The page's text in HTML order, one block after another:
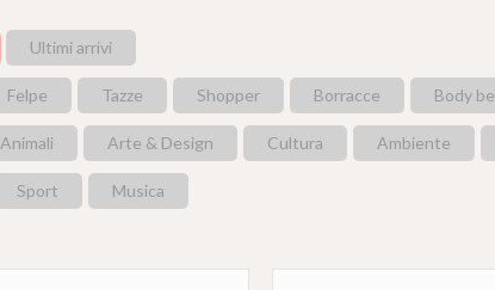
sui corpi, dove possono vivere mille e
catturare mille e mille nuovi lettori.
Ultimi arrivi
Felpe Tazze Shopper Borracce Body
Animali Arte & Design Cultura Ambiente
Sport Musica